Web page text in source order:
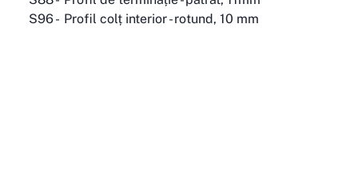
S96 -  Profil colţ interior - rotund, 10 mm